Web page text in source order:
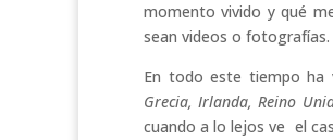
momento vivido y qué
sean videos o
En todo este tiempo ha
Grecia, Irlanda, Reino
cuando a lo lejos ve el